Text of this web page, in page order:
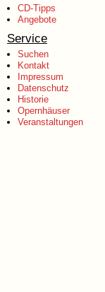
CD-Tipps
Angebote
Service
Suchen
Kontakt
Impressum
Datenschutz
Historie
Opernhäuser
Veranstaltungen